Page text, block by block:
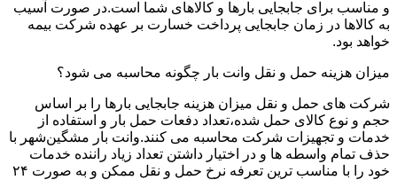
و مناسب برای جابجایی بارها و کالاهای شما است.در صورت آسیب
به کالاها در زمان جابجایی پرداخت خسارت بر عهده شرکت بیمه
خواهد بود.
میزان هزینه حمل و نقل وانت بار چگونه محاسبه می شود؟
شرکت های حمل و نقل میزان هزینه جابجایی بارها را بر اساس
حجم و نوع کالای حمل شده،تعداد دفعات حمل بار و استفاده از
خدمات و تجهیزات شرکت محاسبه می کنند.وانت بار مشگین‌شهر با
حذف تمام واسطه ها و در اختیار داشتن تعداد زیاد راننده خدمات
خود را با مناسب ترین تعرفه نرخ حمل و نقل ممکن و به صورت ۲۴